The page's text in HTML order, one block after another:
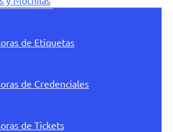
de Etiquetas
de Credenciales
de Tickets